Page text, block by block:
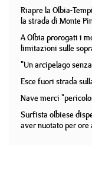
Riapre la Olbia-
la strada di Monte
A Olbia prorogati i
limitazioni sulle
"Un arcipelago
Esce fuori strada
Nave merci
Surfista olbiese
aver nuotato per ore